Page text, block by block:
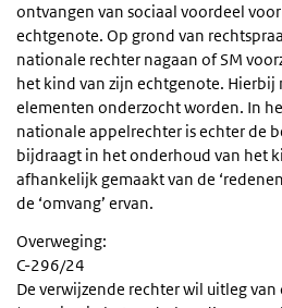
ontvangen van sociaal voordeel
echtgenote. Op grond van
nationale rechter nagaan of SM
het kind van zijn echtgenote. Hierbij
elementen onderzocht worden. In
nationale appelrechter is echter de
bijdraagt in het onderhoud van het
afhankelijk gemaakt van de
de ‘omvang’ ervan.
Overweging:
C-296/24
De verwijzende rechter wil uitleg